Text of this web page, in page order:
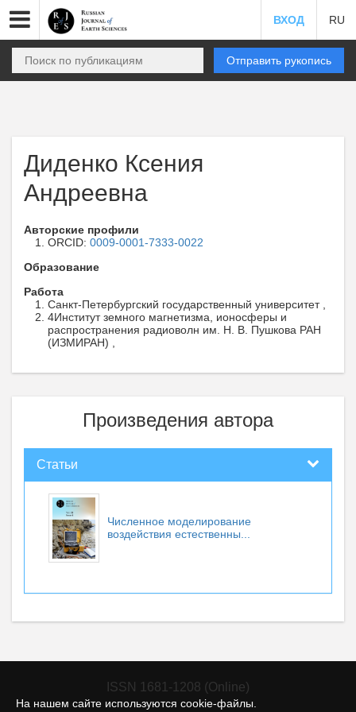
На нашем сайте используются cookie-файлы.
ВХОД RU
Отправить рукопись
Диденко Ксения
Андреевна
Авторские профили
ORCID: 0009-0001-7333-0022
Образование
Работа
Санкт-Петербургский государственный университет ,
4Институт земного магнетизма, ионосферы и
распространения радиоволн им. Н. В. Пушкова РАН
(ИЗМИРАН) ,
Произведения автора
Статьи
Численное моделирование
воздействия естественны...
ISSN 1681-1208 (Online)